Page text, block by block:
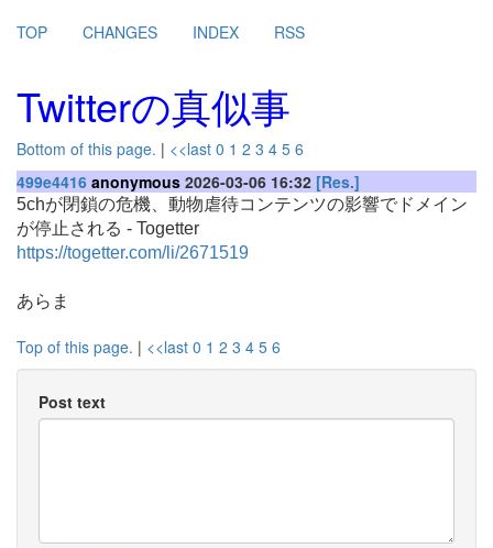
TOP CHANGES INDEX RSS
Twitterの真似事
Bottom of this page. | <<last 0 1 2 3 4 5 6
499e4416 anonymous 2026-03-06 16:32 [Res.]
5chが閉鎖の危機、動物虐待コンテンツの影響でドメイン
が停止される - Togetter
https://togetter.com/li/2671519
あらま
Top of this page. | <<last 0 1 2 3 4 5 6
Post text